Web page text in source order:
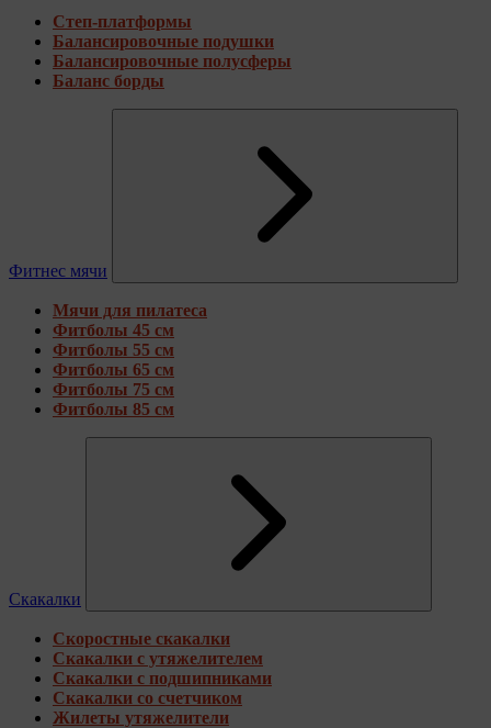
Степ-платформы
Балансировочные подушки
Балансировочные полусферы
Баланс борды
Фитнес мячи
Мячи для пилатеса
Фитболы 45 см
Фитболы 55 см
Фитболы 65 см
Фитболы 75 см
Фитболы 85 см
Скакалки
Скоростные скакалки
Скакалки с утяжелителем
Скакалки с подшипниками
Скакалки со счетчиком
Жилеты утяжелители